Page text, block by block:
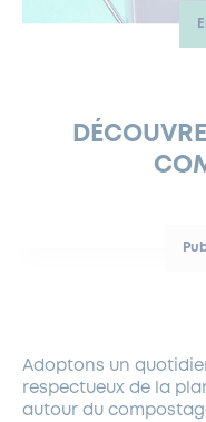
EAU POTABLE ET
DÉCLARATION DE
LOCATION DE
INFORMATIONS
PANNEAUX
DÉVELOPPEMENT
DEMANDE
Adoptons un
respectueux de la
autour du